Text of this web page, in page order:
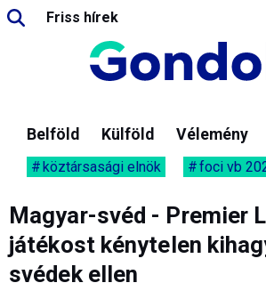
Friss hírek
Belföld Külföld Vélemény
köztársasági elnök foci vb
Magyar-svéd - Premier
játékost kénytelen
svédek ellen